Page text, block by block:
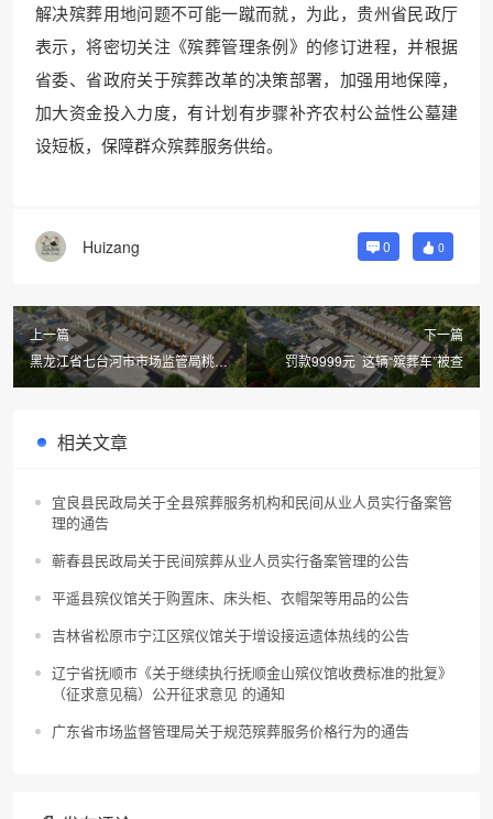
解决殡葬用地问题不可能一蹴而就，为此，贵州省民政厅
表示，将密切关注《殡葬管理条例》的修订进程，并根据
省委、省政府关于殡葬改革的决策部署，加强用地保障，
加大资金投入力度，有计划有步骤补齐农村公益性公墓建
设短板，保障群众殡葬服务供给。
Huizang 0 0
上一篇
黑龙江省七台河市市场监管局桃山
分局整治规范殡葬用品市场经营秩
下一篇
罚款9999元 这辆“殡葬车”被查
相关文章
宜良县民政局关于全县殡葬服务机构和民间从业人员实行备案管
理的通告
蕲春县民政局关于民间殡葬从业人员实行备案管理的公告
平遥县殡仪馆关于购置床、床头柜、衣帽架等用品的公告
吉林省松原市宁江区殡仪馆关于增设接运遗体热线的公告
辽宁省抚顺市《关于继续执行抚顺金山殡仪馆收费标准的批复》
（征求意见稿）公开征求意见 的通知
广东省市场监督管理局关于规范殡葬服务价格行为的通告